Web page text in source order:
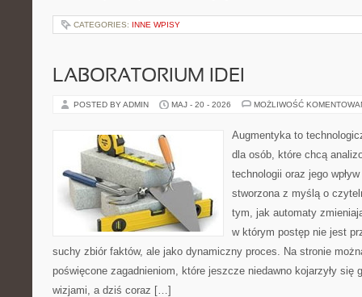
CATEGORIES: INNE WPISY
LABORATORIUM IDEI
POSTED BY ADMIN MAJ - 20 - 2026 MOŻLIWOŚĆ
Augmentyka to
dla osób, które chcą
technologii oraz jego
stworzona z myślą o
tym, jak automaty
w którym postęp nie jest
suchy zbiór faktów, ale jako dynamiczny proces. Na stronie
poświęcone zagadnieniom, które jeszcze niedawno kojarzyły się
wizjami, a dziś coraz […]